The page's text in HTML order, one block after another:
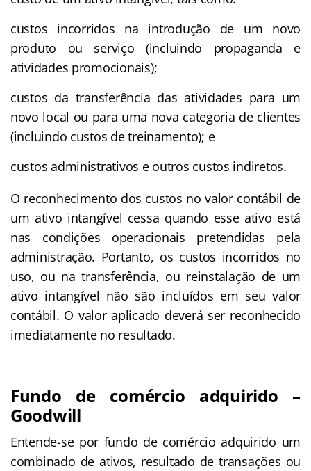
custos incorridos na introdução de um novo
produto ou serviço (incluindo propaganda e
atividades promocionais);
custos da transferência das atividades para um
novo local ou para uma nova categoria de clientes
(incluindo custos de treinamento); e
custos administrativos e outros custos indiretos.
O reconhecimento dos custos no valor contábil de
um ativo intangível cessa quando esse ativo está
nas condições operacionais pretendidas pela
administração. Portanto, os custos incorridos no
uso, ou na transferência, ou reinstalação de um
ativo intangível não são incluídos em seu valor
contábil. O valor aplicado deverá ser reconhecido
imediatamente no resultado.
Fundo de comércio adquirido –
Goodwill
Entende-se por fundo de comércio adquirido um
combinado de ativos, resultado de transações ou